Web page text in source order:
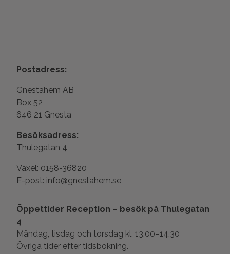
Postadress:
Gnestahem AB
Box 52
646 21 Gnesta
Besöksadress:
Thulegatan 4
Växel: 0158-36820
E-post: info@gnestahem.se
Öppettider Reception – besök på Thulegatan
4
Måndag, tisdag och torsdag kl. 13.00–14.30
Övriga tider efter tidsbokning.